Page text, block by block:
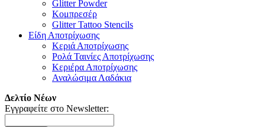
Glitter Powder
Κομπρεσέρ
Glitter Tattoo Stencils
Είδη Αποτρίχωσης
Κεριά Αποτρίχωσης
Ρολά Ταινίες Αποτρίχωσης
Κεριέρα Αποτρίχωσης
Αναλώσιμα Λαδάκια
Δελτίο Νέων
Εγγραφείτε στο Newsletter: